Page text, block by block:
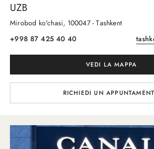
UZB
Mirobod ko'chasi, 100047- Тashkent
+998 87 425 40 40
VEDI LA MAPPA
RICHIEDI UN